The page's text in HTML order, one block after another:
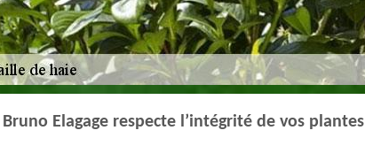
Bruno Elagage respecte l’intégrité de vos plantes